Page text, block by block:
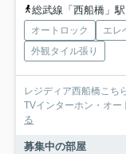
総武線「西船橋」
オートロック エレ
外観タイル張り
レジディア西船橋こち
TVインターホン・オー
る
募集中の部屋